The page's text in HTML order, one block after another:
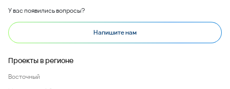
У вас появились вопросы?
Напишите нам
Проекты в регионе
Восточный